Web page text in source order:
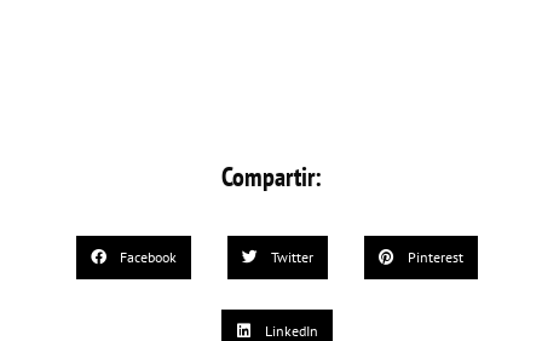
Compartir:
Facebook Twitter Pinterest
LinkedIn